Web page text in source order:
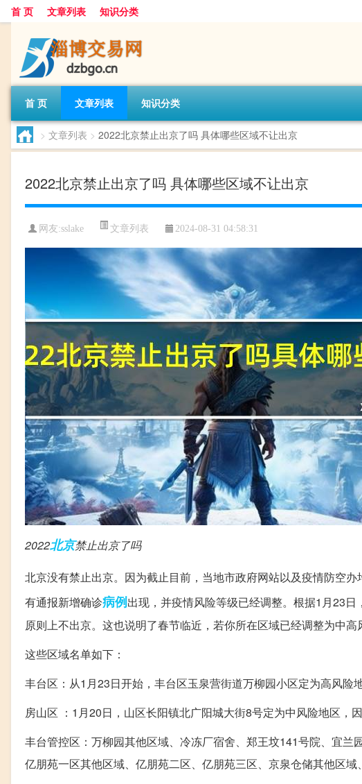
首 页 文章列表 知识分类
首 页 文章列表 知识分类
> 文章列表 > 2022北京禁止出京了吗 具体哪些区域不让出京
2022北京禁止出京了吗 具体哪些区域不让出京
网友:sslake 文章列表 2024-08-31 04:58:31
2022北京禁止出京了吗
北京没有禁止出京。因为截止目前，当地市政府网站以及疫情防空
有通报新增确诊病例出现，并疫情风险等级已经调整。根据1月23
原则上不出京。这也说明了春节临近，若你所在区域已经调整为中高
这些区域名单如下：
丰台区：从1月23日开始，丰台区玉泉营街道万柳园小区定为高风险
房山区 ：1月20日，山区长阳镇北广阳城大街8号定为中风险地区，
丰台管控区：万柳园其他区域、冷冻厂宿舍、郑王坟141号院、宜
亿朋苑一区其他区域、亿朋苑二区、亿朋苑三区、京泉仓储其他区域